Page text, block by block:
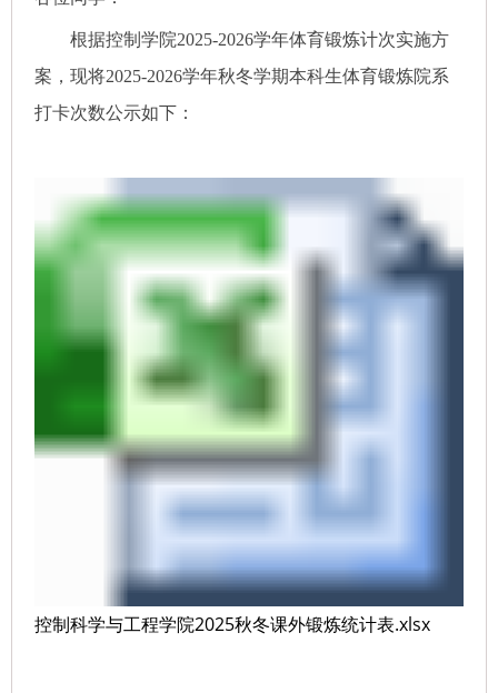
根据控制学院2025-2026学年体育锻炼计次实施方
案，现将2025-2026学年秋冬学期本科生体育锻炼院系
打卡次数公示如下：
控制科学与工程学院2025秋冬课外锻炼统计表.xlsx